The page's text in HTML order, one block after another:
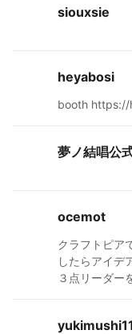
`❁) (still need
siouxsie
heyabosi
booth
夢ノ結唱公
ocemot
クラフトピア
したらアイデ
３点リーダー